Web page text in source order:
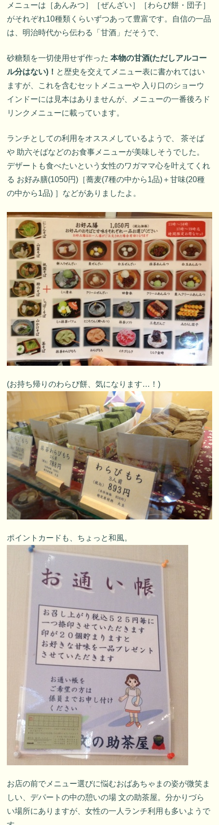
メニューは［あんみつ］［ぜんざい］［わらび餅・団子］
がそれぞれ10種類くらいずつあって豊富です。自信の一品
は、明治時代から伝わる「甘酒」だそうで、
砂糖類を一切使用せず作った本物の甘酒(ただしアルコー
ル分はない)！ と歴史を交えてメニュー表に書かれてはい
ますが、これを含むセットメニューや 入り口のショーウ
インドーには見本はありませんが、メニューの一番後ろド
リンクメニューに載っています。
ランチとしての利用をオススメしているようで、 茶そば
や 助六そばなどのお食事メニューが美味しそうでした。
デザートも食べたいという女性のワガママ心を叶えてくれ
る お好み膳(1050円)［蕎麦(7種の中から1品)＋甘味(20種
の中から1品) ］などがありましたよ。
(お持ち帰りのわらび餅、気になります…！)
ポイントカードも、ちょっと和風。
お店の前でメニュー選びに悩むおばあちゃまの姿が微笑ま
しい、デパートの中の憩いの場 文の助茶屋。分かりづら
い場所にありますが、女性の一人ランチ利用も多いようで